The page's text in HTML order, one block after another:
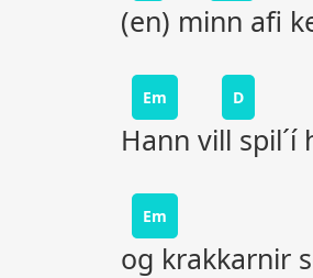
(en) minn afi
Em D
Hann vill spil´í
Em
og krakkarnir